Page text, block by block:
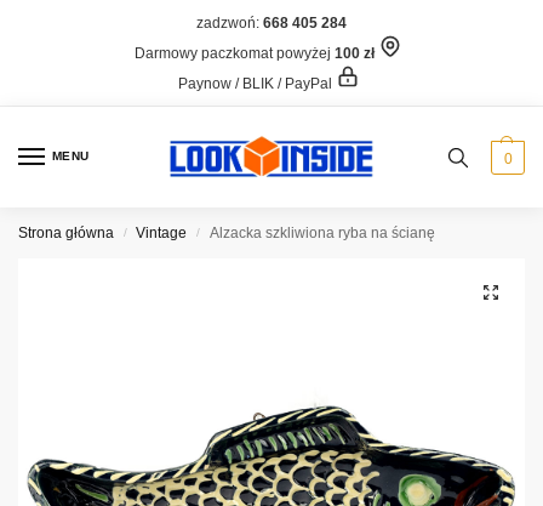
zadzwoń: 668 405 284
Darmowy paczkomat powyżej 100 zł
Paynow / BLIK / PayPal
MENU 0
Strona główna / Vintage / Alzacka szkliwiona ryba na ścianę